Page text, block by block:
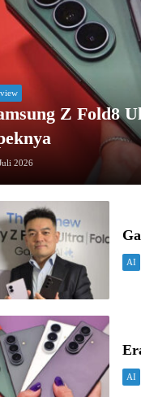
Z Fold8
2026
AI
AI